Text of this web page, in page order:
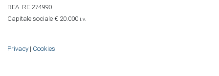
REA RE 274990
Capitale sociale € 20.000 i.v.
Privacy | Cookies